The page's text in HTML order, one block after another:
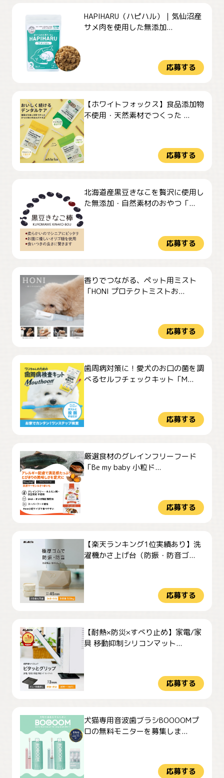
HAPIHARU（ハピハル）｜気仙沼産
サメ肉を使用した無添加...
応募する
【ホワイトフォックス】食品添加物
不使用・天然素材でつくった ...
応募する
北海道産黒豆きなこを贅沢に使用し
た無添加・自然素材のおやつ「...
応募する
香りでつながる、ペット用ミスト
「HONI プロテクトミストお...
応募する
歯周病対策に！愛犬のお口の菌を調
べるセルフチェックキット「M...
応募する
厳選食材のグレインフリーフード
「Be my baby 小粒ド...
応募する
【楽天ランキング1位実績あり】洗
濯機かさ上げ台（防振・防音ゴ...
応募する
【耐熱×防災×すべり止め】家電/家
具 移動抑制シリコンマット...
応募する
犬猫専用音波歯ブラシBOOOOMプ
ロの無料モニターを募集しま...
応募する